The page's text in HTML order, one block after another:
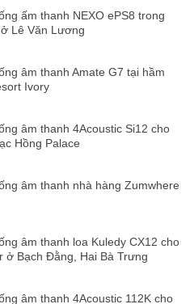
mà không ảnh hưởng đến tín
cho loa lên đến 90%.
khả năng bền bỉ hoạt động
Khả năng tái tạo lại âm
hơn so với các loại amply
rất nhiều tụ lọc nguồn
không bị sôi ù hay méo tiếng
biến áp.
năng phối ghép tốt với vang
ấm thanh NEXO ePS8 trong
Lê Văn Lương
âm thanh Amate G7 tại hầm
Ivory
âm thanh 4Acoustic Si12 cho
Hồng Palace
âm thanh nhà hàng Zumwhere
âm thanh loa Kuledy CX12 cho
ở Bạch Đằng, Hai Bà Trưng
âm thanh 4Acoustic 112K cho